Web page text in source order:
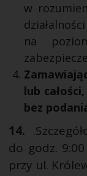
w
na
lub
bez
14.
do godz.
przy ul.